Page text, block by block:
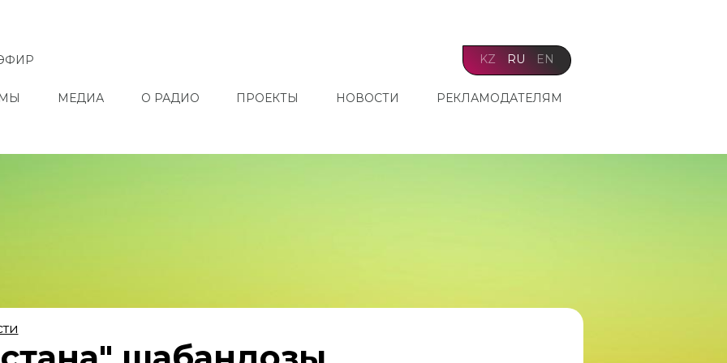
KZ RU EN
МЕДИА О РАДИО ПРОЕКТЫ НОВОСТИ РЕКЛАМОДАТЕЛЯМ